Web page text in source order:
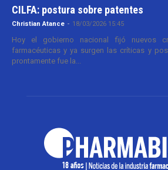
CILFA: postura sobre patentes
Christian Atance - 18/03/2026 15:45
Hoy el gobierno nacional fijó nuevos
farmacéuticas y ya surgen las críticas y
prontamente fue la...